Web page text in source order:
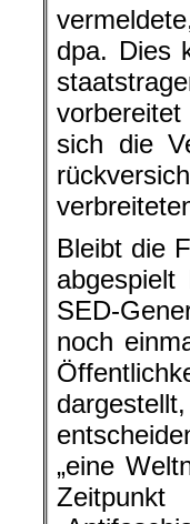
dpa. Dies
sich die
Bleibt die
SED-
noch
„eine